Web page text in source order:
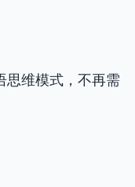
思维模式，不再需